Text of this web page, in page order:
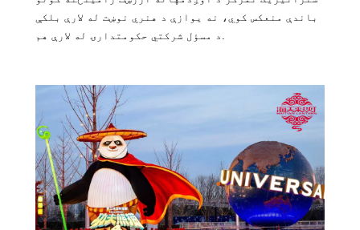
باندې منعکس کوي، نه یوازې د هنري نوښت له لارې بلکې